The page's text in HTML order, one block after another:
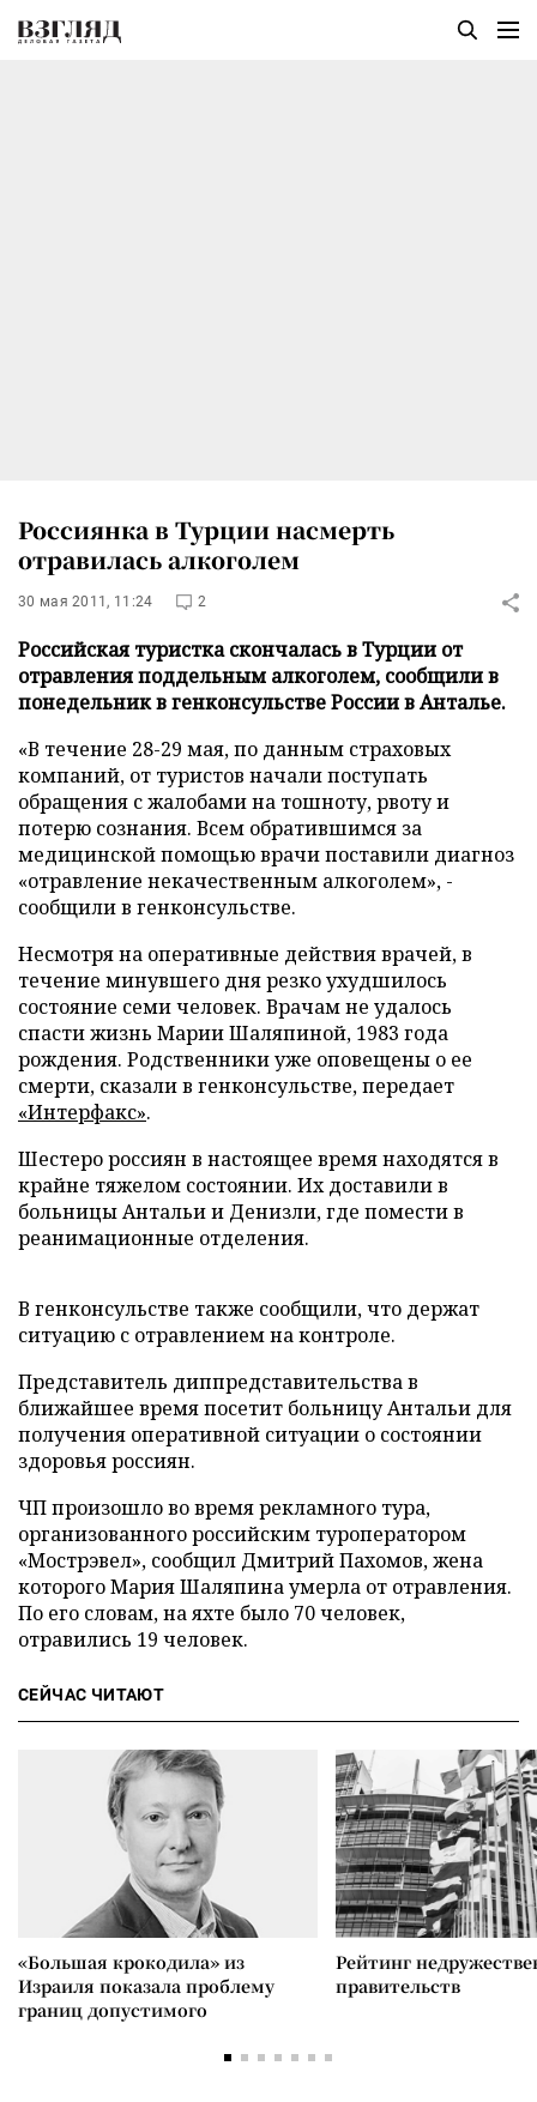
Россиянка в Турции насмерть
отравилась алкоголем
30 мая 2011, 11:24 2
Российская туристка скончалась в Турции от
отравления поддельным алкоголем, сообщили в
понедельник в генконсульстве России в Анталье.
«В течение 28-29 мая, по данным страховых
компаний, от туристов начали поступать
обращения сжалобами на тошноту, рвоту и
потерю сознания. Всем обратившимся за
медицинской помощью врачи поставили диагноз
«отравление некачественным алкоголем», -
сообщили в генконсульстве.
Несмотря на оперативные действия врачей, в
течение минувшего дня резко ухудшилось
состояние семи человек. Врачам не удалось
спасти жизнь Марии Шаляпиной, 1983 года
рождения. Родственники уже оповещены о ее
смерти, сказали в генконсульстве, передает
«Интерфакс».
Шестеро россиян в настоящее время находятся в
крайне тяжелом состоянии. Их доставили в
больницы Антальи и Денизли, где помести в
реанимационные отделения.
В генконсульстве также сообщили, что держат
ситуацию с отравлением на контроле.
Представитель диппредставительства в
ближайшее время посетит больницу Антальи для
получения оперативной ситуации о состоянии
здоровья россиян.
ЧП произошло во время рекламного тура,
организованного российским туроператором
«Мострэвел», сообщил Дмитрий Пахомов, жена
которого Мария Шаляпина умерла от отравления.
По его словам, на яхте было 70 человек,
отравились 19 человек.
СЕЙЧАС ЧИТАЮТ
«Большая крокодила» из
Израиля показала проблему
границ допустимого
Рейтинг
правительств